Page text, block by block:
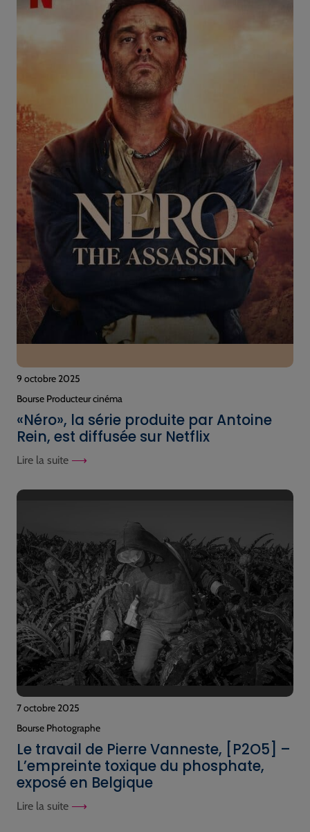
9 octobre 2025
Bourse Producteur cinéma
«Néro», la série produite par Antoine
Rein, est diffusée sur Netflix
Lire la suite
7 octobre 2025
Bourse Photographe
Le travail de Pierre Vanneste, [P2O5] –
L’empreinte toxique du phosphate,
exposé en Belgique
Lire la suite